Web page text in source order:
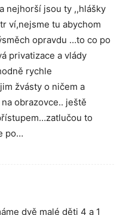
nejhorší jsou ty ,,hlášky
ví,nejsme tu abychom
opravdu …to co po
privatizace a vlády
rychle
žvásty o ničem a
obrazovce.. ještě
to
po…
dvě malé děti 4 a 1